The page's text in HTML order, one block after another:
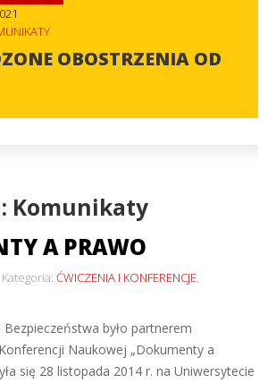
OBOSTRZENIA OD
Komunikaty
A PRAWO
Kategoria: ĆWICZENIA I KONFERENCJE,
było partnerem
Naukowej „Dokumenty a
się 28 listopada 2014 r. na Uniwersytecie